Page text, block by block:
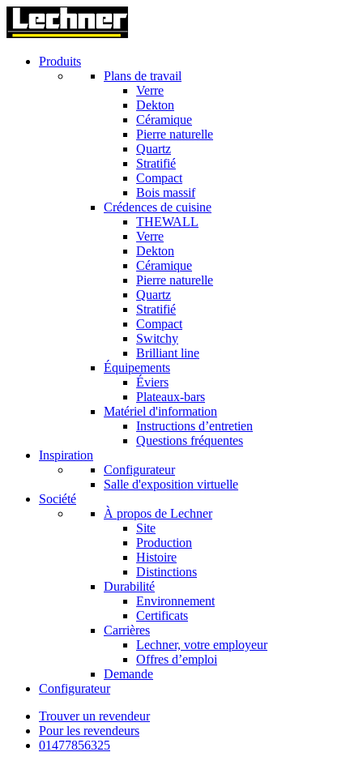
Produits
Plans de travail
Verre
Dekton
Céramique
Pierre naturelle
Quartz
Stratifié
Compact
Bois massif
Crédences de cuisine
THEWALL
Verre
Dekton
Céramique
Pierre naturelle
Quartz
Stratifié
Compact
Switchy
Brilliant line
Équipements
Éviers
Plateaux-bars
Matériel d'information
Instructions d’entretien
Questions fréquentes
Inspiration
Configurateur
Salle d'exposition virtuelle
Société
À propos de Lechner
Site
Production
Histoire
Distinctions
Durabilité
Environnement
Certificats
Carrières
Lechner, votre employeur
Offres d’emploi
Demande
Configurateur
Trouver un revendeur
Pour les revendeurs
01477856325